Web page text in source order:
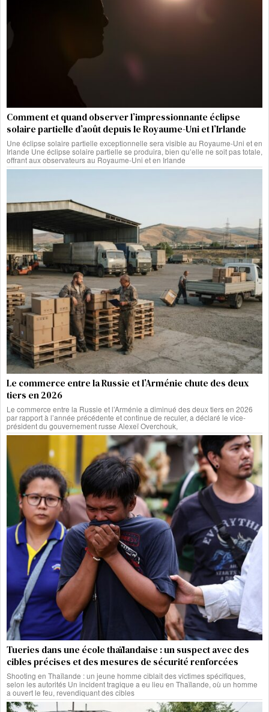
Comment et quand observer l’impressionnante éclipse
solaire partielle d’août depuis le Royaume-Uni et l’Irlande
Une éclipse solaire partielle exceptionnelle sera visible au Royaume-Uni et en
Irlande Une éclipse solaire partielle se produira, bien qu’elle ne soit pas totale,
offrant aux observateurs au Royaume-Uni et en Irlande
Le commerce entre la Russie et l’Arménie chute des deux
tiers en 2026
Le commerce entre la Russie et l’Arménie a diminué des deux tiers en 2026
par rapport à l’année précédente et continue de reculer, a déclaré le vice-
président du gouvernement russe Alexeï Overchouk,
Tueries dans une école thaïlandaise : un suspect avec des
cibles précises et des mesures de sécurité renforcées
Shooting en Thaïlande : un jeune homme ciblait des victimes spécifiques,
selon les autorités Un incident tragique a eu lieu en Thaïlande, où un homme
a ouvert le feu, revendiquant des cibles